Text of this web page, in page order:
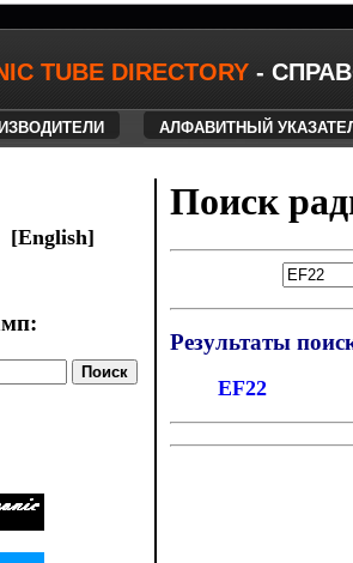
TUBE DIRECTORY -
АЛФАВИТНЫЙ
[English]
Поиск
Результаты
EF22